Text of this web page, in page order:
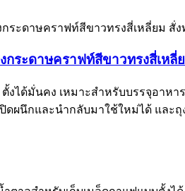
ระดาษคราฟท์สีขาวทรงสี่เหลี่
ได้มั่นคง เหมาะสำหรับบรรจุอาหา
ดผนึกและนำกลับมาใช้ใหม่ได้ และ